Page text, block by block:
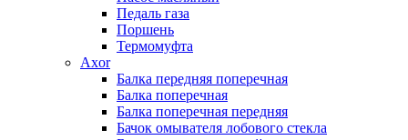
Педаль газа
Поршень
Термомуфта
Axor
Балка передняя поперечная
Балка поперечная
Балка поперечная передняя
Бачок омывателя лобового стекла